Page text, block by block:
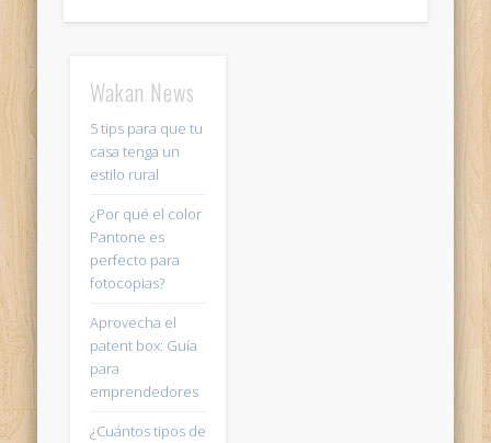
Wakan News
5 tips para que tu
casa tenga un
estilo rural
¿Por qué el color
Pantone es
perfecto para
fotocopias?
Aprovecha el
patent box: Guía
para
emprendedores
¿Cuántos tipos de